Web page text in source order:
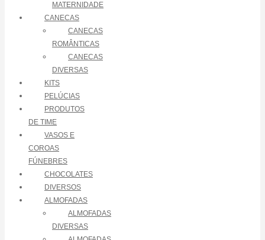
MATERNIDADE
CANECAS
CANECAS
ROMÂNTICAS
CANECAS
DIVERSAS
KITS
PELÚCIAS
PRODUTOS
DE TIME
VASOS E
COROAS
FÚNEBRES
CHOCOLATES
DIVERSOS
ALMOFADAS
ALMOFADAS
DIVERSAS